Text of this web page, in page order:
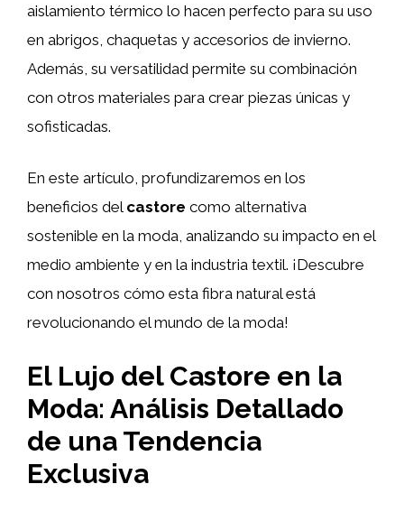
aislamiento térmico lo hacen perfecto para su uso
en abrigos, chaquetas y accesorios de invierno.
Además, su versatilidad permite su combinación
con otros materiales para crear piezas únicas y
sofisticadas.
En este artículo, profundizaremos en los
beneficios del castore como alternativa
sostenible en la moda, analizando su impacto en el
medio ambiente y en la industria textil. ¡Descubre
con nosotros cómo esta fibra natural está
revolucionando el mundo de la moda!
El Lujo del Castore en la
Moda: Análisis Detallado
de una Tendencia
Exclusiva